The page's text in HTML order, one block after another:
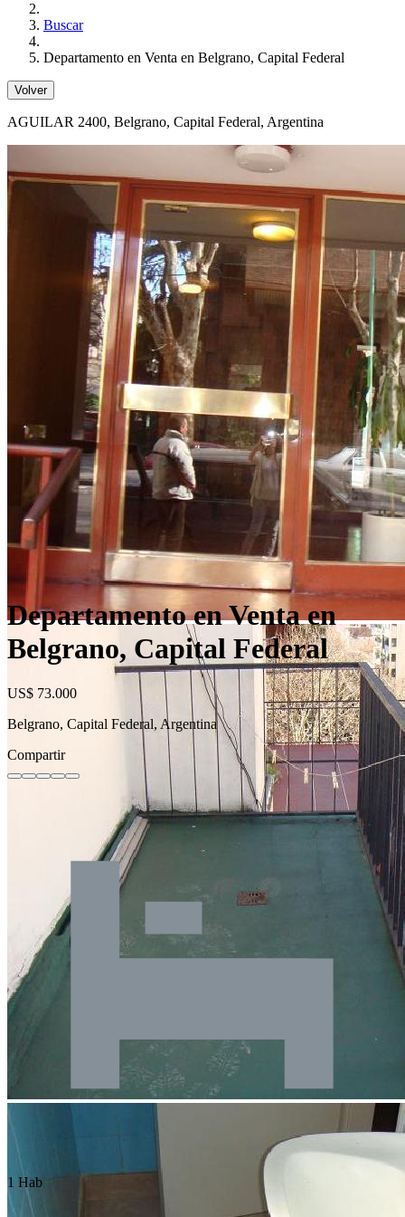
Buscar
Departamento en Venta en Belgrano, Capital Federal
Volver
AGUILAR 2400, Belgrano, Capital Federal, Argentina
Departamento en Venta en
Belgrano, Capital Federal
US$ 73.000
Belgrano, Capital Federal, Argentina
Compartir
1 Hab